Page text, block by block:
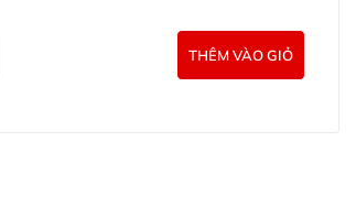
THÊM VÀO GIỎ